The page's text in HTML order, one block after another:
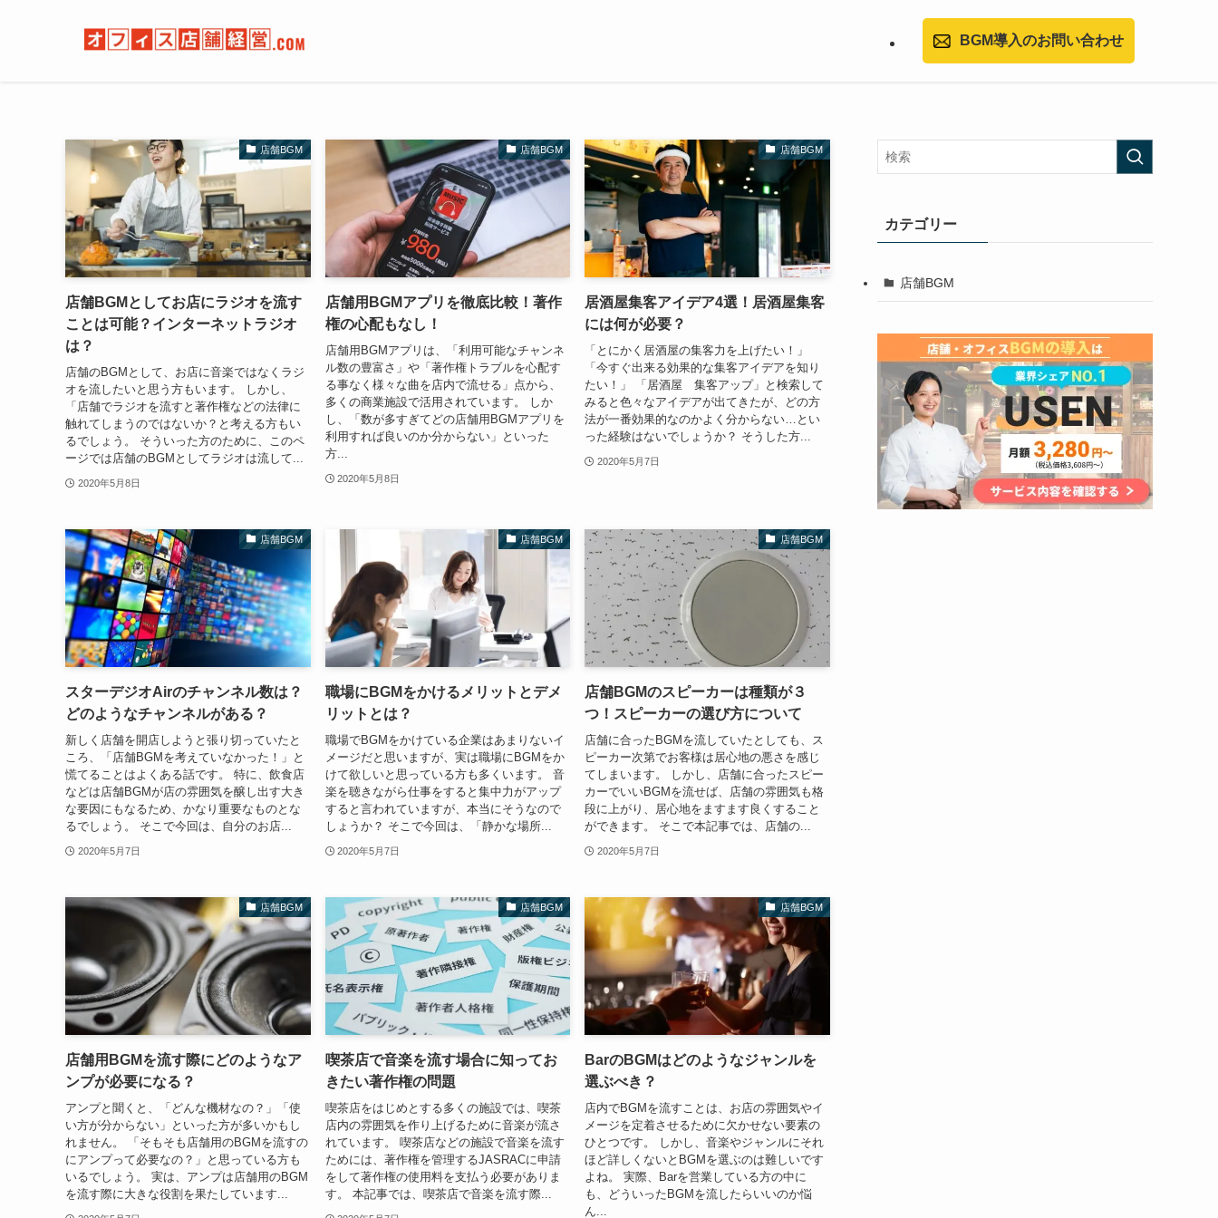
BGM導入のお問い合わせ
店舗BGM
店舗BGMとしてお店にラジオを流す
ことは可能？インターネットラジオ
は？
店舗のBGMとして、お店に音楽ではなくラジ
オを流したいと思う方もいます。 しかし、
「店舗でラジオを流すと著作権などの法律に
触れてしまうのではないか？と考える方もい
るでしょう。 そういった方のために、このペ
ージでは店舗のBGMとしてラジオは流して...
2020年5月8日
店舗BGM
店舗用BGMアプリを徹底比較！著作
権の心配もなし！
店舗用BGMアプリは、「利用可能なチャンネ
ル数の豊富さ」や「著作権トラブルを心配す
る事なく様々な曲を店内で流せる」点から、
多くの商業施設で活用されています。 しか
し、「数が多すぎてどの店舗用BGMアプリを
利用すれば良いのか分からない」といった
方...
2020年5月8日
店舗BGM
居酒屋集客アイデア4選！居酒屋集客
には何が必要？
「とにかく居酒屋の集客力を上げたい！」
「今すぐ出来る効果的な集客アイデアを知り
たい！」 「居酒屋 集客アップ」と検索して
みると色々なアイデアが出てきたが、どの方
法が一番効果的なのかよく分からない…とい
った経験はないでしょうか？ そうした方...
2020年5月7日
店舗BGM
スターデジオAirのチャンネル数は？
どのようなチャンネルがある？
新しく店舗を開店しようと張り切っていたと
ころ、「店舗BGMを考えていなかった！」と
慌てることはよくある話です。 特に、飲食店
などは店舗BGMが店の雰囲気を醸し出す大き
な要因にもなるため、かなり重要なものとな
るでしょう。 そこで今回は、自分のお店...
2020年5月7日
店舗BGM
職場にBGMをかけるメリットとデメ
リットとは？
職場でBGMをかけている企業はあまりないイ
メージだと思いますが、実は職場にBGMをか
けて欲しいと思っている方も多くいます。 音
楽を聴きながら仕事をすると集中力がアップ
すると言われていますが、本当にそうなので
しょうか？ そこで今回は、「静かな場所...
2020年5月7日
店舗BGM
店舗BGMのスピーカーは種類が３
つ！スピーカーの選び方について
店舗に合ったBGMを流していたとしても、ス
ピーカー次第でお客様は居心地の悪さを感じ
てしまいます。 しかし、店舗に合ったスピー
カーでいいBGMを流せば、店舗の雰囲気も格
段に上がり、居心地をますます良くすること
ができます。 そこで本記事では、店舗の...
2020年5月7日
店舗BGM
店舗用BGMを流す際にどのようなア
ンプが必要になる？
アンプと聞くと、「どんな機材なの？」「使
い方が分からない」といった方が多いかもし
れません。 「そもそも店舗用のBGMを流すの
にアンプって必要なの？」と思っている方も
いるでしょう。 実は、アンプは店舗用のBGM
を流す際に大きな役割を果たしています...
店舗BGM
喫茶店で音楽を流す場合に知ってお
きたい著作権の問題
喫茶店をはじめとする多くの施設では、喫茶
店内の雰囲気を作り上げるために音楽が流さ
れています。 喫茶店などの施設で音楽を流す
ためには、著作権を管理するJASRACに申請
をして著作権の使用料を支払う必要がありま
す。 本記事では、喫茶店で音楽を流す際...
店舗BGM
BarのBGMはどのようなジャンルを
選ぶべき？
店内でBGMを流すことは、お店の雰囲気やイ
メージを定着させるために欠かせない要素の
ひとつです。 しかし、音楽やジャンルにそれ
ほど詳しくないとBGMを選ぶのは難しいです
よね。 実際、Barを営業している方の中に
も、どういったBGMを流したらいいのか悩
ん...
カテゴリー
店舗BGM